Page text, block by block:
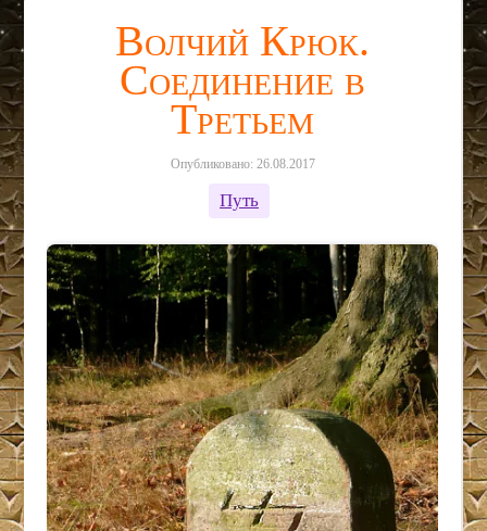
Волчий Крюк.
Соединение в
Третьем
Опубликовано: 26.08.2017
Путь